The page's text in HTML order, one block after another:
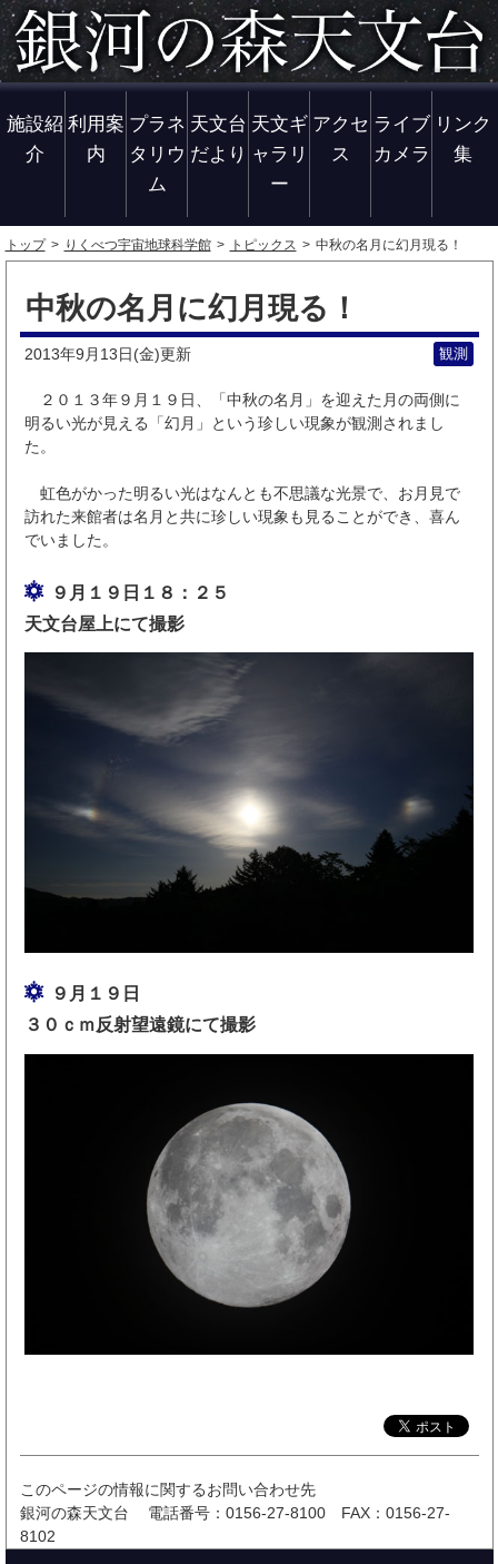
施設紹
介
利用案
内
プラネ
タリウ
ム
天文台
だより
天文ギ
ャラリ
ー
アクセ
ス
ライブ
カメラ
リンク
集
トップ りくべつ宇宙地球科学館 トピックス 中秋の名月に幻月現る！
中秋の名月に幻月現る！
2013年9月13日(金)更新 観測
２０１３年９月１９日、「中秋の名月」を迎えた月の両側に
明るい光が見える「幻月」という珍しい現象が観測されまし
た。
虹色がかった明るい光はなんとも不思議な光景で、お月見で
訪れた来館者は名月と共に珍しい現象も見ることができ、喜ん
でいました。
９月１９日１８：２５
天文台屋上にて撮影
９月１９日
３０ｃｍ反射望遠鏡にて撮影
このページの情報に関するお問い合わせ先
銀河の森天文台
電話番号：0156-27-8100
FAX：0156-27-
8102